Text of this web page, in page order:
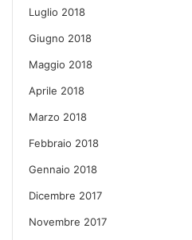
Luglio 2018
Giugno 2018
Maggio 2018
Aprile 2018
Marzo 2018
Febbraio 2018
Gennaio 2018
Dicembre 2017
Novembre 2017